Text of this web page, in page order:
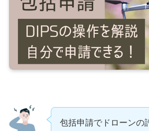
包括申請でドローンの